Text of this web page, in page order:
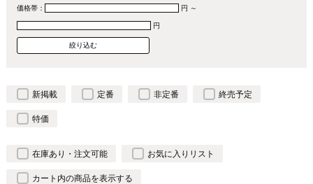
価格帯： 円 ～
円
新掲載 定番 非定番 終売予定
特価
在庫あり・注文可能 お気に入りリスト
カート内の商品を表示する